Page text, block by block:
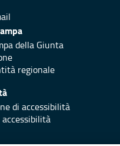
della Giunta
regionale
di accessibilità